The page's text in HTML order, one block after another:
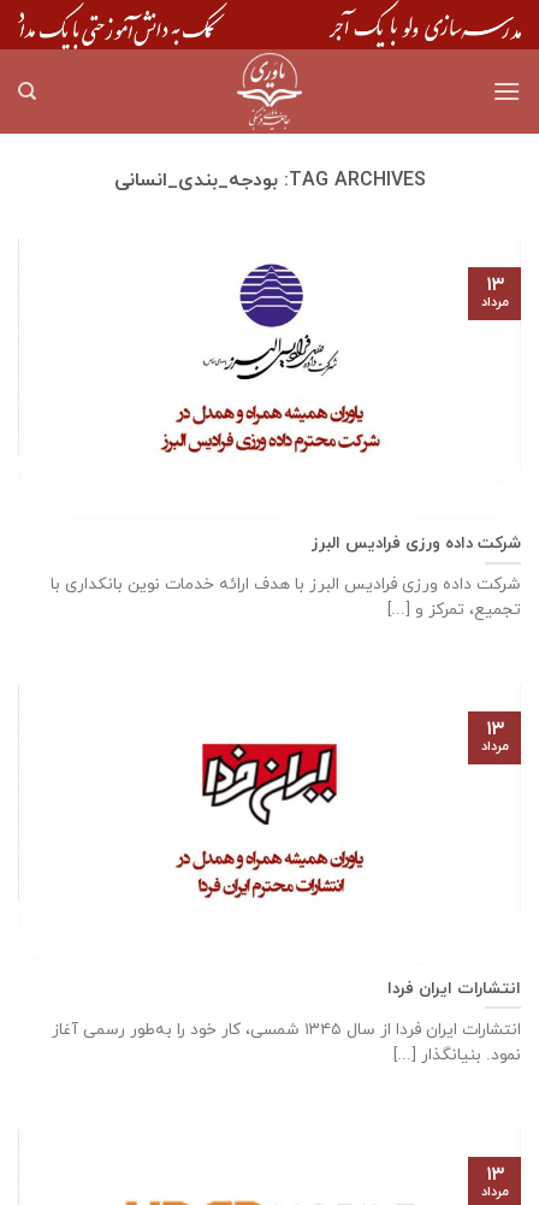
Skip
to
TAG ARCHIVES: بودجه_بندی_انسانی
شرکت داده ورزی فرادیس البرز
شرکت داده ‌ورزی فرادیس البرز با هدف ارائه خدمات نوین بانکداری با
تجمیع، تمرکز و [...]
۱۳
مرداد
انتشارات ایران فردا
انتشارات ایران‌ فردا از سال ۱۳۴۵ شمسی، کار خود را به‌طور رسمی آغاز
نمود. بنیانگذار [...]
۱۳
مرداد
۱۳
مرداد